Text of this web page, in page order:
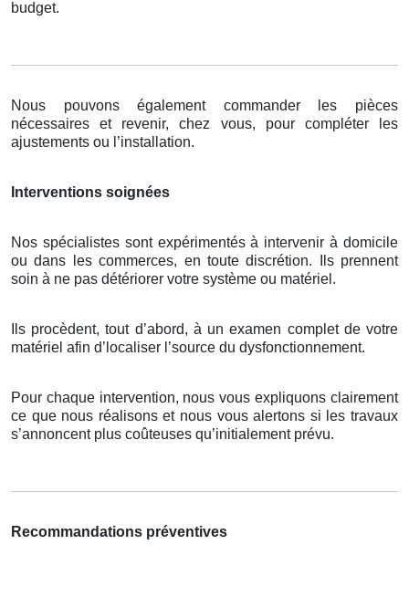
budget.
Nous pouvons également commander les pièces
nécessaires et revenir, chez vous, pour compléter les
ajustements ou l’installation.
Interventions soignées
Nos spécialistes sont expérimentés à intervenir à domicile
ou dans les commerces, en toute discrétion. Ils prennent
soin à ne pas détériorer votre système ou matériel.
Ils procèdent, tout d’abord, à un examen complet de votre
matériel afin d’localiser l’source du dysfonctionnement.
Pour chaque intervention, nous vous expliquons clairement
ce que nous réalisons et nous vous alertons si les travaux
s’annoncent plus coûteuses qu’initialement prévu.
Recommandations préventives